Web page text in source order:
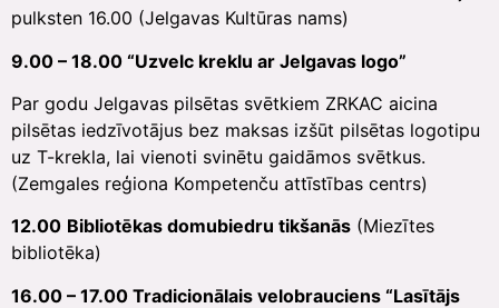
pulksten 16.00 (Jelgavas Kultūras nams)
9.00 – 18.00 “Uzvelc kreklu ar Jelgavas logo”
Par godu Jelgavas pilsētas svētkiem ZRKAC aicina
pilsētas iedzīvotājus bez maksas izšūt pilsētas logotipu
uz T-krekla, lai vienoti svinētu gaidāmos svētkus.
(Zemgales reģiona Kompetenču attīstības centrs)
12.00 Bibliotēkas domubiedru tikšanās (Miezītes
bibliotēka)
16.00 – 17.00 Tradicionālais velobrauciens “Lasītājs